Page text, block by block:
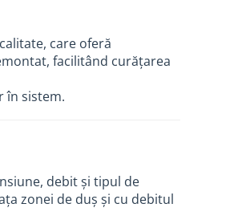
care oferă
facilitând curățarea
în sistem.
debit și tipul de
zonei de duș și cu debitul